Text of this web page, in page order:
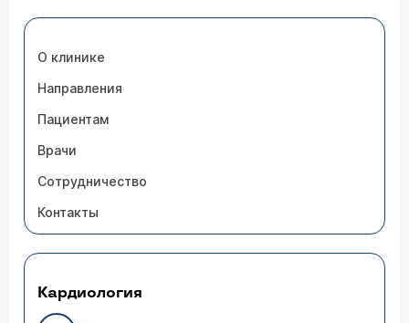
О клинике
Направления
Пациентам
Врачи
Сотрудничество
Контакты
Кардиология